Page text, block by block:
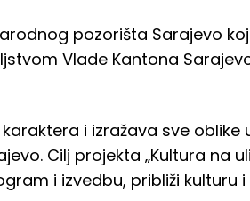
pozorišta Sarajevo
Vlade Kantona
i izražava sve
Cilj projekta „Kultura na
i izvedbu, približi kulturu